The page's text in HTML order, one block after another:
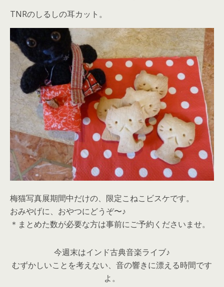
TNRのしるしの耳カット。
梅猫写真展期間中だけの、限定こねこビスケです。
おみやげに、おやつにどうぞ〜♪
＊まとめた数が必要な方は事前にご予約くださいませ。
今週末はインド古典音楽ライブ♪
むずかしいことを考えない、音の響きに漂える時間です
よ。